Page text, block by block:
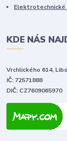
Elektrotechnické
KDE NÁS
Vrchlického 614,
IČ: 72571888
DIČ: CZ7609065970